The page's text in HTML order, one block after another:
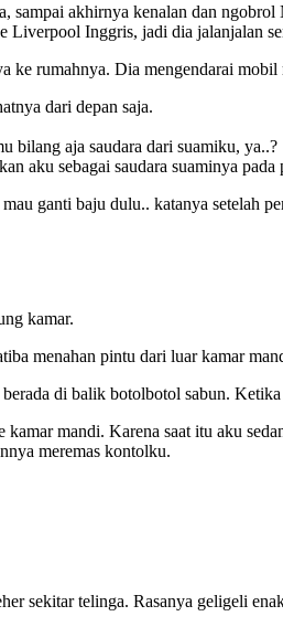
sampai akhirnya kenalan dan
Liverpool Inggris, jadi dia jalanjalan
ke rumahnya. Dia mengendarai
dari depan saja.
bilang aja saudara dari suamiku, ya..?
aku sebagai saudara suaminya
ganti baju dulu.. katanya setelah
kamar.
menahan pintu dari luar kamar
di balik botolbotol sabun.
mandi. Karena saat itu aku
meremas kontolku.
sekitar telinga. Rasanya geligeli